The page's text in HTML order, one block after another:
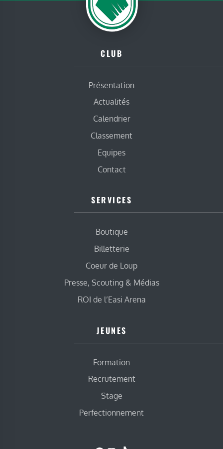
CLUB
Présentation
Actualités
Calendrier
Classement
Equipes
Contact
SERVICES
Boutique
Billetterie
Coeur de Loup
Presse, Scouting & Médias
ROI de l’Easi Arena
JEUNES
Formation
Recrutement
Stage
Perfectionnement